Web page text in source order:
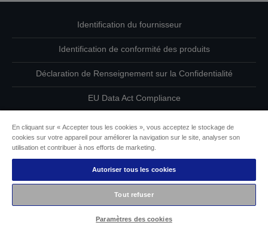
Identification du fournisseur
Identification de conformité des produits
Déclaration de Renseignement sur la Confidentialité
EU Data Act Compliance
Informations sur les cookies
L’engagement d’Epson pour l’accessibilité
Copyright © 2026 Seiko Epson
En cliquant sur « Accepter tous les cookies », vous acceptez le stockage de
cookies sur votre appareil pour améliorer la navigation sur le site, analyser son
utilisation et contribuer à nos efforts de marketing.
Autoriser tous les cookies
Tout refuser
Paramètres des cookies